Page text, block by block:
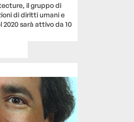
il gruppo di
di diritti umani e
sarà attivo da 10